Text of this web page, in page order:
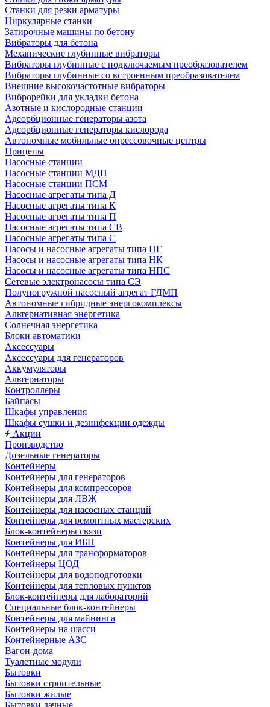
Станки для резки арматуры
Циркулярные станки
Затирочные машины по бетону
Вибраторы для бетона
Механические глубинные вибраторы
Вибраторы глубинные с подключаемым преобразователем
Вибраторы глубинные со встроенным преобразователем
Внешние высокочастотные вибраторы
Виброрейки для укладки бетона
Азотные и кислородные станции
Адсорбционные генераторы азота
Адсорбционные генераторы кислорода
Автономные мобильные опрессовочные центры
Прицепы
Насосные станции
Насосные станции МДН
Насосные станции ПСМ
Насосные агрегаты типа Д
Насосные агрегаты типа К
Насосные агрегаты типа П
Насосные агрегаты типа СВ
Насосные агрегаты типа С
Насосы и насосные агрегаты типа ЦГ
Насосы и насосные агрегаты типа НК
Насосы и насосные агрегаты типа НПС
Сетевые электронасосы типа СЭ
Полупогружной насосный агрегат ГДМП
Автономные гибридные энергокомплексы
Альтернативная энергетика
Солнечная энергетика
Блоки автоматики
Аксессуары
Аксессуары для генераторов
Аккумуляторы
Альтернаторы
Контроллеры
Байпасы
Шкафы управления
Шкафы сушки и дезинфекции одежды
Акции
Производство
Дизельные генераторы
Контейнеры
Контейнеры для генераторов
Контейнеры для компрессоров
Контейнеры для ЛВЖ
Контейнеры для насосных станций
Контейнеры для ремонтных мастерских
Блок-контейнеры связи
Контейнеры для ИБП
Контейнеры для трансформаторов
Контейнеры ЦОД
Контейнеры для водоподготовки
Контейнеры для тепловых пунктов
Блок-контейнеры для лабораторий
Специальные блок-контейнеры
Контейнеры для майнинга
Контейнеры на шасси
Контейнерные АЗС
Вагон-дома
Туалетные модули
Бытовки
Бытовки строительные
Бытовки жилые
Бытовки дачные